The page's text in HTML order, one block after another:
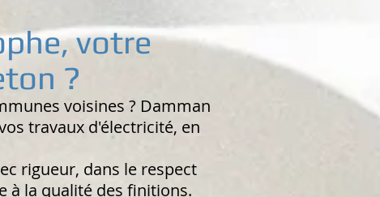
votre
?
voisines ? Damman
travaux d'électricité, en
rigueur, dans le respect
à la qualité des finitions.